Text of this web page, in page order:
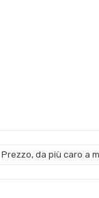
Prezzo, da più caro a